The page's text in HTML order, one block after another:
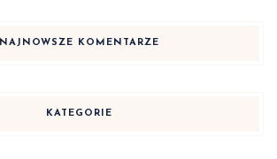
NAJNOWSZE KOMENTARZE
KATEGORIE